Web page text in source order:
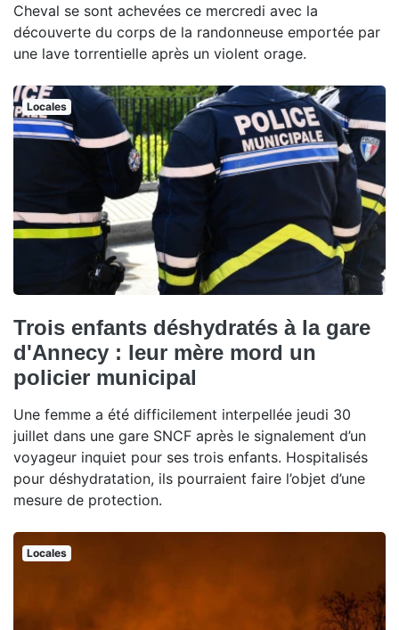
Cheval se sont achevées ce mercredi avec la
découverte du corps de la randonneuse emportée par
une lave torrentielle après un violent orage.
Locales
Trois enfants déshydratés à la gare
d'Annecy : leur mère mord un
policier municipal
Une femme a été difficilement interpellée jeudi 30
juillet dans une gare SNCF après le signalement d’un
voyageur inquiet pour ses trois enfants. Hospitalisés
pour déshydratation, ils pourraient faire l’objet d’une
mesure de protection.
Locales